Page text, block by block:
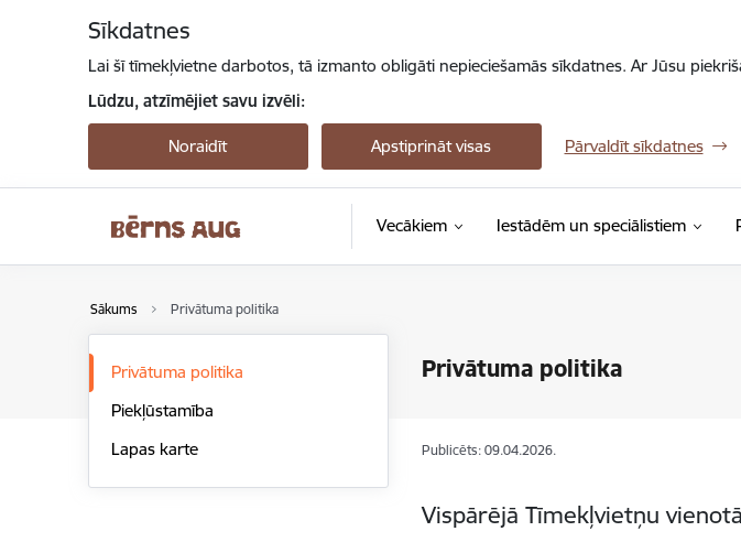
Sīkdatnes
Lai šī tīmekļvietne darbotos, tā izmanto obligāti nepieciešamās sīkdatnes. Ar Jūsu
Lūdzu, atzīmējiet savu izvēli:
Noraidīt Apstiprināt visas Pārvaldīt sīkdatnes
Vecākiem Iestādēm un speciālistiem
Sākums Privātuma politika
Privātuma politika
Privātuma politika
Piekļūstamība
Lapas karte
Publicēts: 09.04.2026.
Vispārējā Tīmekļvietņu